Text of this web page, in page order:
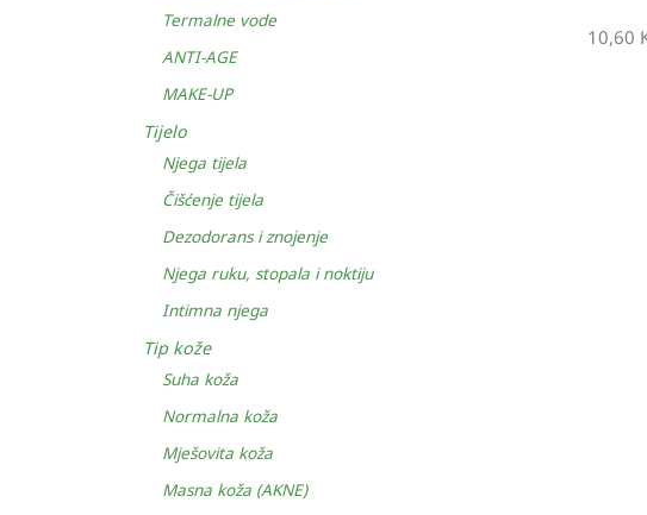
10,60
Termalne vode
ANTI-AGE
MAKE-UP
Tijelo
Njega tijela
Čišćenje tijela
Dezodorans i znojenje
Njega ruku, stopala i noktiju
Intimna njega
Tip kože
Suha koža
Normalna koža
Mješovita koža
Masna koža (AKNE)